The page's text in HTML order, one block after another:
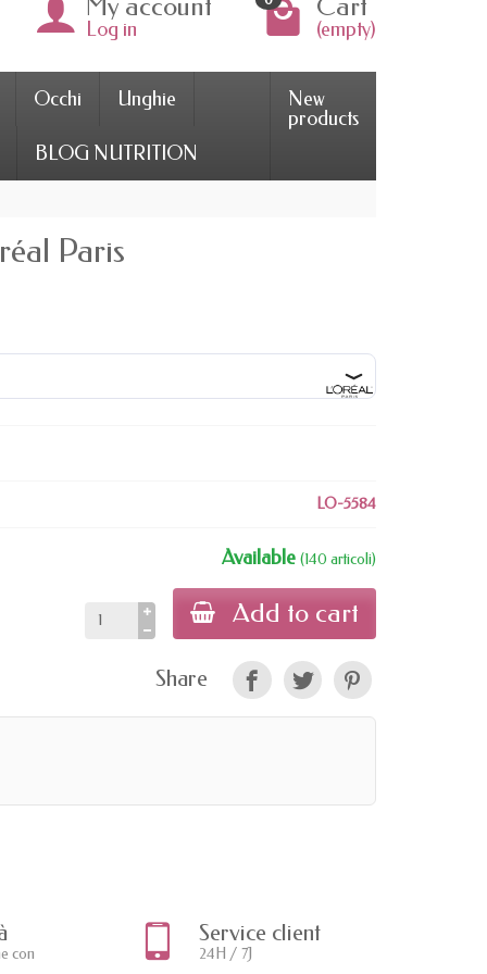
Log in (empty)
Occhi Unghie
BLOG NUTRITION
New
products
Paris
LO-5584
Available (140 articoli)
Add to cart
Share
con
Service client
24H / 7J